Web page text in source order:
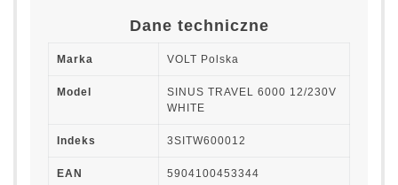
Dane techniczne
Marka VOLT Polska
Model
SINUS TRAVEL 6000 12/230V
WHITE
Indeks 3SITW600012
EAN 5904100453344